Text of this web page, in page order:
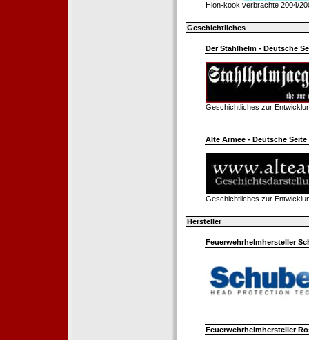
Hion-kook verbrachte 2004/
Geschichtliches
Der Stahlhelm - Deutsche
Geschichtliches zur
Alte Armee - Deutsche Seite
Geschichtliches zur
Hersteller
Feuerwehrhelmhersteller
Feuerwehrhelmhersteller